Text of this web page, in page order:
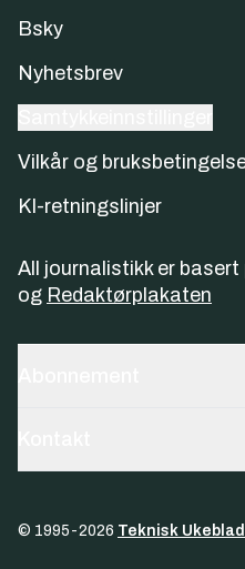
Bsky
Nyhetsbrev
Vilkår og
KI-retningslinjer
All journalistikk er basert
og Redaktørplakaten
© 1995-2026 Teknisk